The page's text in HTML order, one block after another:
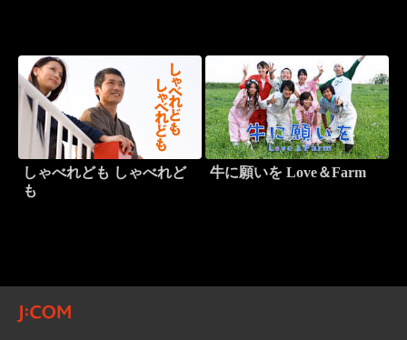
しゃべれども しゃべれど
も
牛に願いを Love＆Farm